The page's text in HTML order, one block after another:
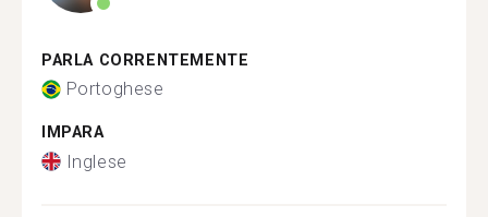
PARLA CORRENTEMENTE
Portoghese
IMPARA
Inglese